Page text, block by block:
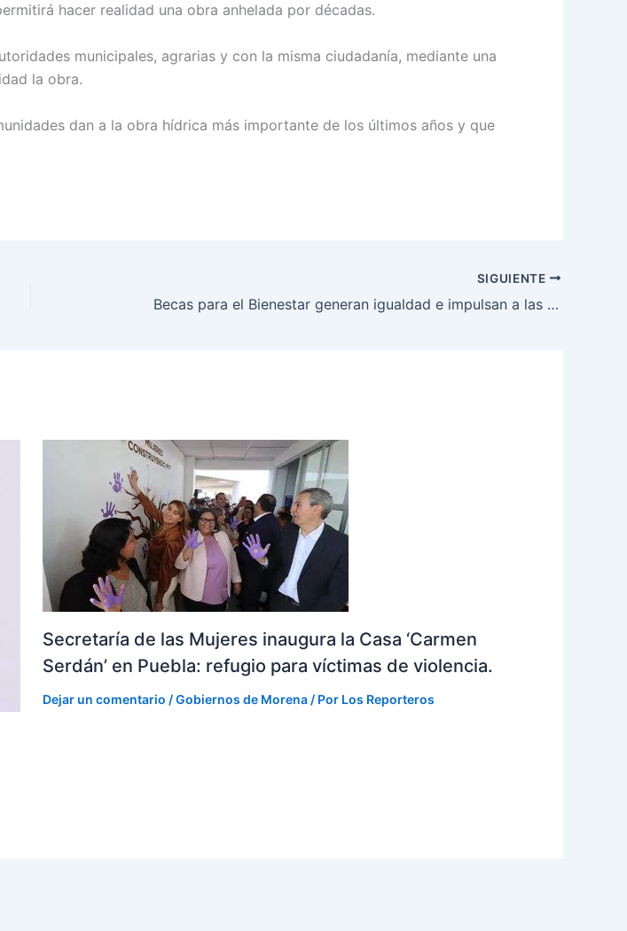
hacer realidad una obra anhelada por décadas.
municipales, agrarias y con la misma ciudadanía, mediante una
la obra.
dan a la obra hídrica más importante de los últimos años y que
SIGUIENTE
Becas para el Bienestar generan igualdad e impulsan a las niñas y niños a estudiar; benefician a 12.8 millones de estudiantes: Presidenta
Secretaría de las Mujeres inaugura la Casa ‘Carmen
Serdán’ en Puebla: refugio para víctimas de violencia.
Dejar un comentario /Gobiernos de Morena/ Por Los Reporteros